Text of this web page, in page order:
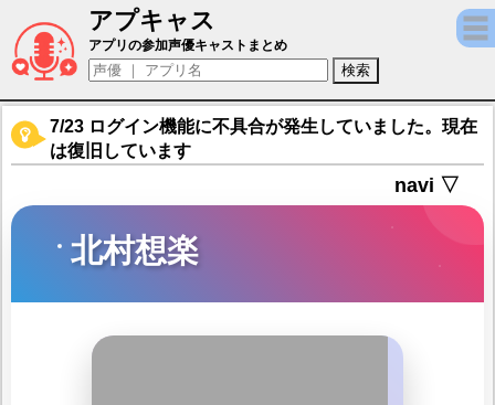
アプキャス
北村想楽（声優：汐谷文康)【アイドルマス
アプリの参加声優キャストまとめ
7/23 ログイン機能に不具合が発生していました。現在
は復旧しています
navi ▽
北村想楽